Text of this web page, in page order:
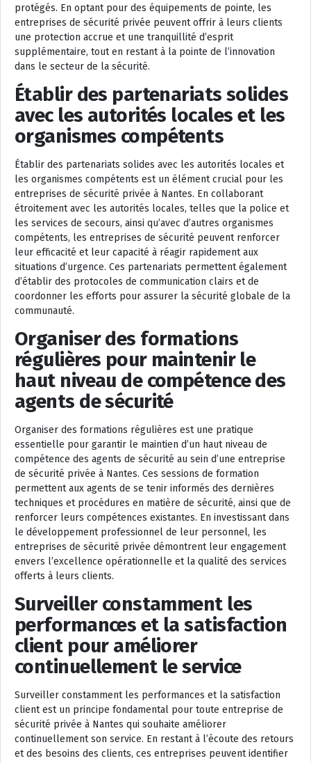
protégés. En optant pour des équipements de pointe, les
entreprises de sécurité privée peuvent offrir à leurs clients
une protection accrue et une tranquillité d’esprit
supplémentaire, tout en restant à la pointe de l’innovation
dans le secteur de la sécurité.
Établir des partenariats solides
avec les autorités locales et les
organismes compétents
Établir des partenariats solides avec les autorités locales et
les organismes compétents est un élément crucial pour les
entreprises de sécurité privée à Nantes. En collaborant
étroitement avec les autorités locales, telles que la police et
les services de secours, ainsi qu’avec d’autres organismes
compétents, les entreprises de sécurité peuvent renforcer
leur efficacité et leur capacité à réagir rapidement aux
situations d’urgence. Ces partenariats permettent également
d’établir des protocoles de communication clairs et de
coordonner les efforts pour assurer la sécurité globale de la
communauté.
Organiser des formations
régulières pour maintenir le
haut niveau de compétence des
agents de sécurité
Organiser des formations régulières est une pratique
essentielle pour garantir le maintien d’un haut niveau de
compétence des agents de sécurité au sein d’une entreprise
de sécurité privée à Nantes. Ces sessions de formation
permettent aux agents de se tenir informés des dernières
techniques et procédures en matière de sécurité, ainsi que de
renforcer leurs compétences existantes. En investissant dans
le développement professionnel de leur personnel, les
entreprises de sécurité privée démontrent leur engagement
envers l’excellence opérationnelle et la qualité des services
offerts à leurs clients.
Surveiller constamment les
performances et la satisfaction
client pour améliorer
continuellement le service
Surveiller constamment les performances et la satisfaction
client est un principe fondamental pour toute entreprise de
sécurité privée à Nantes qui souhaite améliorer
continuellement son service. En restant à l’écoute des retours
et des besoins des clients, ces entreprises peuvent identifier